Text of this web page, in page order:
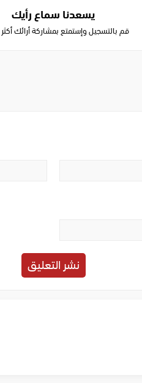
يسعدنا سماع رأيك
قم بالتسجيل وإستمتع بمشاركة أرائك